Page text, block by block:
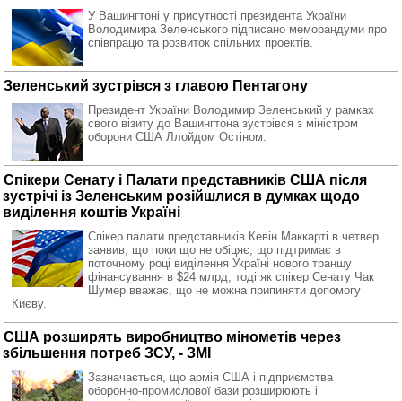
У Вашингтоні у присутності президента України
Володимира Зеленського підписано меморандуми про
співпрацю та розвиток спільних проектів.
Зеленський зустрівся з главою Пентагону
Президент України Володимир Зеленський у рамках
свого візиту до Вашингтона зустрівся з міністром
оборони США Ллойдом Остіном.
Спікери Сенату і Палати представників США після
зустрічі із Зеленським розійшлися в думках щодо
виділення коштів Україні
Спікер палати представників Кевін Маккарті в четвер
заявив, що поки що не обіцяє, що підтримає в
поточному році виділення Україні нового траншу
фінансування в $24 млрд, тоді як спікер Сенату Чак
Шумер вважає, що не можна припиняти допомогу
Києву.
США розширять виробництво мінометів через
збільшення потреб ЗСУ, - ЗМІ
Зазначається, що армія США і підприємства
оборонно-промислової бази розширюють і